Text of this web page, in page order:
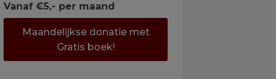
Vanaf €5,- per maand
Maandelijkse donatie met
Gratis boek!